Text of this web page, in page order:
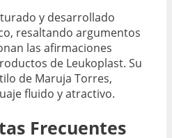
y desarrollado
resaltando argumentos
las afirmaciones
de Leukoplast. Su
de Maruja Torres,
fluido y atractivo.
Frecuentes